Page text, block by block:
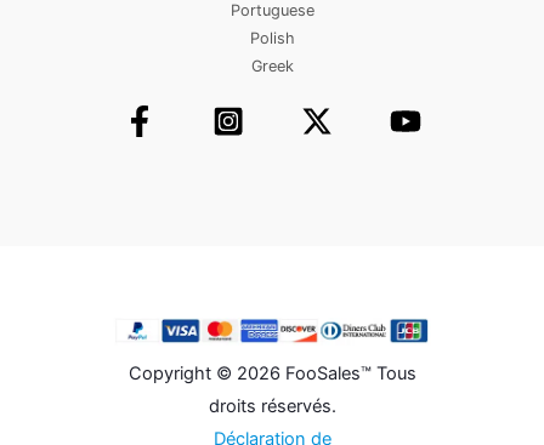
Portuguese
Polish
Greek
Copyright © 2026 FooSales™ Tous
droits réservés.
Déclaration de